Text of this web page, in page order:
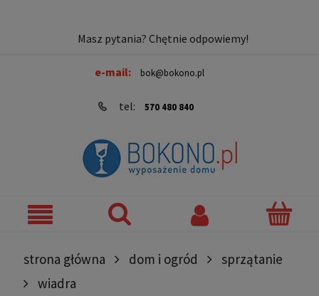
Masz pytania? Chętnie odpowiemy!
e-mail: bok@bokono.pl
tel: 570 480 840
strona główna dom i ogród
sprzątanie
wiadra